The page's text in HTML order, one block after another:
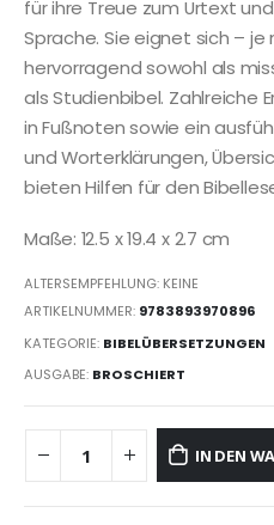
für ihre Treue zum Urtext
Sprache. Sie eignet sich –
hervorragend sowohl als
als Studienbibel. Zahlreiche
in Fußnoten sowie ein
und Worterklärungen,
bieten Hilfen für den
Maße: 12.5 x 19.4 x 2.7 cm
ALTERSEMPFEHLUNG: KEINE
ARTIKELNUMMER: 9783893970896
KATEGORIE: BIBELÜBERSETZUNGEN
AUSGABE: BROSCHIERT
IN DEN